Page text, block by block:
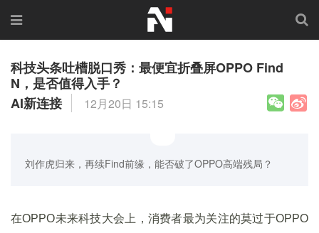
科技头条吐槽脱口秀：最便宜折叠屏OPPO Find
N，是否值得入手？
AI新连接
12月20日 15:15
刘作虎归来，再续Find前缘，能否破了OPPO高端残局？
在OPPO未来科技大会上，消费者最为关注的莫过于OPPO